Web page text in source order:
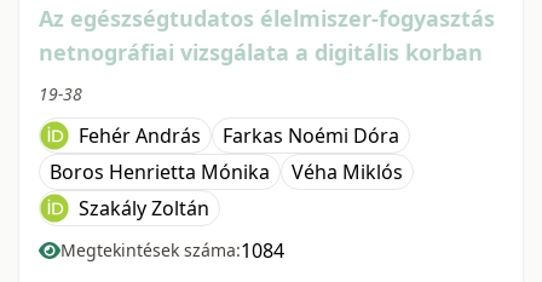
Az egészségtudatos élelmiszer-fogyasztás
netnográfiai vizsgálata a digitális korban
19-38
Fehér András
Farkas Noémi Dóra
Boros Henrietta Mónika
Véha Miklós
Szakály Zoltán
Megtekintések száma:1084